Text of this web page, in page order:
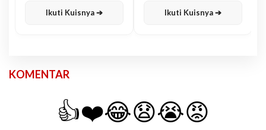
Ikuti Kuisnya ➔ Ikuti Kuisnya ➔
KOMENTAR
👍❤️😂😧😭😡